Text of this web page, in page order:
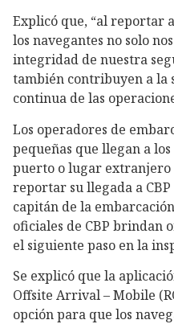
Explicó que, “al reportar
los navegantes no solo
integridad de nuestra
también contribuyen a la
continua de las
Los operadores de
pequeñas que llegan a
puerto o lugar extranjero
reportar su llegada a
capitán de la
oficiales de CBP brindan
el siguiente paso en la
Se explicó que la
Offsite Arrival – Mobile
opción para que los